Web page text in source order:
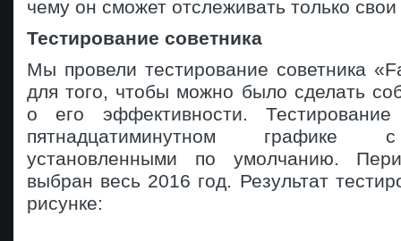
чему он сможет отслеживать только
Тестирование советника
Мы провели тестирование советника
для того, чтобы можно было сделать
о его эффективности.
пятнадцатиминутном графике
установленными по умолчанию.
выбран весь 2016 год. Результат
рисунке: